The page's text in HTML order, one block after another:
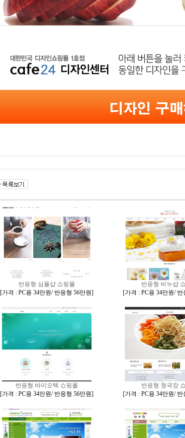
반응형 심플샵 쇼핑몰
[가격 : PC용 34만원/ 반응형 56만원]
반응형 비누샵
[가격 : PC용 34만원/ 반
반응형 바이오텍 쇼핑몰
[가격 : PC용 34만원/ 반응형 56만원]
반응형 청국장
[가격 : PC용 34만원/ 반